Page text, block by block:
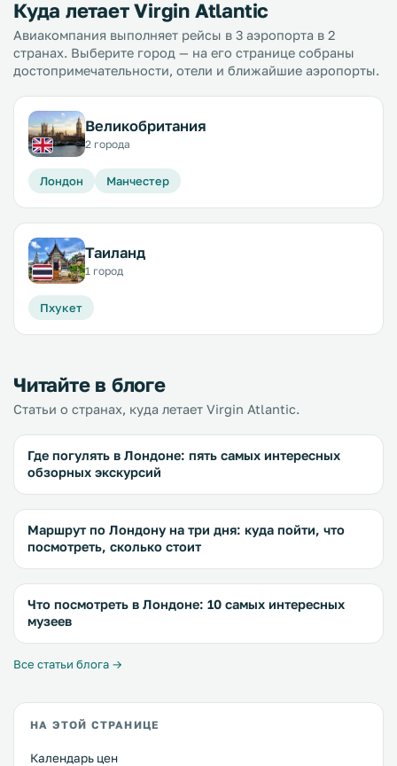
Куда летает Virgin Atlantic
Авиакомпания выполняет рейсы в 3 аэропорта в 2
странах. Выберите город — на его странице собраны
достопримечательности, отели и ближайшие аэропорты.
Великобритания
2 города
Лондон Манчестер
Таиланд
1 город
Пхукет
Читайте в блоге
Статьи о странах, куда летает Virgin Atlantic.
Где погулять в Лондоне: пять самых интересных
обзорных экскурсий
Маршрут по Лондону на три дня: куда пойти, что
посмотреть, сколько стоит
Что посмотреть в Лондоне: 10 самых интересных
музеев
Все статьи блога →
НА ЭТОЙ СТРАНИЦЕ
Календарь цен